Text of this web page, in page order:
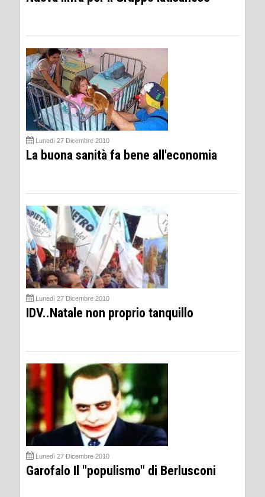
Lunedì 27 Dicembre 2010
La buona sanità fa bene all'economia
Lunedì 27 Dicembre 2010
IDV..Natale non proprio tanquillo
Lunedì 27 Dicembre 2010
Garofalo Il "populismo" di Berlusconi